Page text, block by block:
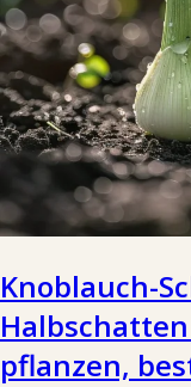
Knoblauch-
pflanzen,